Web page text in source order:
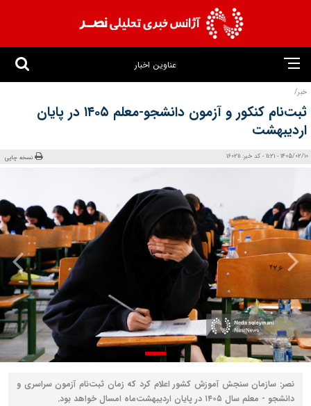
عناوین اخبار
خبر/
ثبت‌نام کنکور و آزمون دانشجو-معلم ۱۴۰۵ در پایان
اردیبهشت
1405/02/10 - 11:21 - کد خبر: 160211 نسخه چاپی
نصر: سازمان سنجش آموزش کشور اعلام کرد که زمان ثبت‌نام آزمون سراسری و
دانشجو - معلم سال ۱۴۰۵ در پایان اردیبهشت‌ماه امسال خواهد بود.